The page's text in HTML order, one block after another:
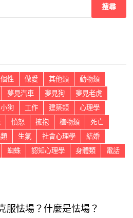
個性 做愛 其他類
動物類
夢見汽車 夢見狗
夢見老虎
小狗 工作 建築類
心理學
憤怒 擁抱 植物類
死亡
生氣 社會心理學
結婚
蜘蛛 認知心理學 身體類
電話
服怯場？什麼是怯場？